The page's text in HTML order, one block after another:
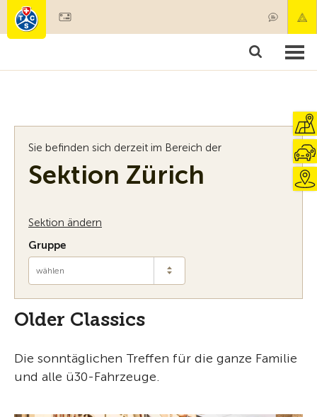
Mitgliedschaft & Leistungen
Sie befinden sich derzeit im Bereich der
Sektion Zürich
Sektion ändern
Gruppe
wählen
Older Classics
Die sonntäglichen Treffen für die ganze Familie
und alle ü30-Fahrzeuge.